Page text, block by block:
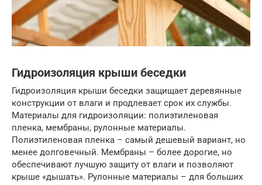
Гидроизоляция крыши беседки
Гидроизоляция крыши беседки защищает деревянные
конструкции от влаги и продлевает срок их службы.
Материалы для гидроизоляции: полиэтиленовая
пленка, мембраны, рулонные материалы.
Полиэтиленовая пленка – самый дешевый вариант, но
менее долговечный. Мембраны – более дорогие, но
обеспечивают лучшую защиту от влаги и позволяют
крыше «дышать». Рулонные материалы – для больших